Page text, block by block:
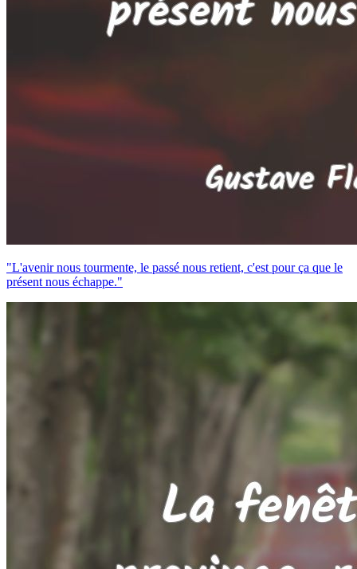
"L'avenir nous tourmente, le passé nous retient, c'est pour ça que le
présent nous échappe."